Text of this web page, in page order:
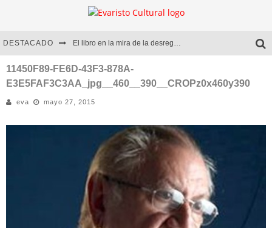
DESTACADO El libro en la mira de la desregulación
Marcelo Rubio | El llovedor
11450F89-FE6D-43F3-878A-
E3E5FAF3C3AA_jpg__460__390__CROPz0x460y390
eva mayo 27, 2015